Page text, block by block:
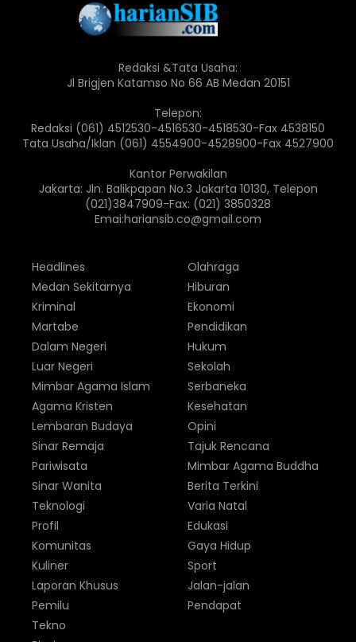
Redaksi &Tata Usaha:
Jl Brigjen Katamso No 66 AB Medan 20151
Telepon:
Redaksi (061) 4512530-4516530-4518530-Fax 4538150
Tata Usaha/Iklan (061) 4554900-4528900-Fax 4527900
Kantor Perwakilan
Jakarta: Jln. Balikpapan No.3 Jakarta 10130, Telepon
(021)3847909-Fax: (021) 3850328
Emai:hariansib.co@gmail.com
Headlines
Medan Sekitarnya
Kriminal
Martabe
Dalam Negeri
Luar Negeri
Olahraga
Hiburan
Ekonomi
Pendidikan
Hukum
Sekolah
Mimbar Agama Islam
Agama Kristen
Lembaran Budaya
Sinar Remaja
Pariwisata
Sinar Wanita
Serbaneka
Kesehatan
Opini
Tajuk Rencana
Mimbar Agama Buddha
Berita Terkini
Teknologi
Profil
Komunitas
Kuliner
Laporan Khusus
Pemilu
Varia Natal
Edukasi
Gaya Hidup
Sport
Jalan-jalan
Pendapat
Tekno